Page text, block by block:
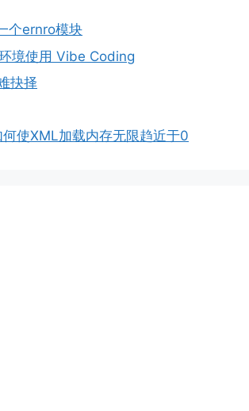
个ernro模块
境使用 Vibe Coding
抉择
使XML加载内存无限趋近于0